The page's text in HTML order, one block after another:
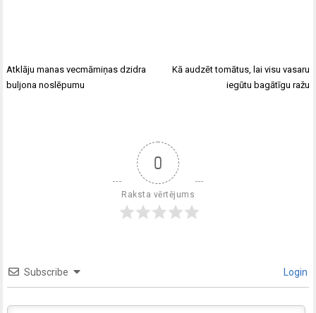
Atklāju manas vecmāmiņas dzidra
buljona noslēpumu
Kā audzēt tomātus, lai visu vasaru
iegūtu bagātīgu ražu
0
Raksta vērtējums
Subscribe Login